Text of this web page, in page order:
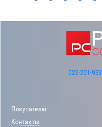
022-201-933
Покупателю
Контакты